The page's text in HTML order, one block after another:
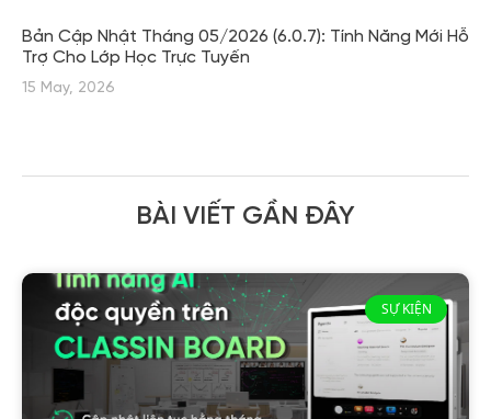
Bản Cập Nhật Tháng 05/2026 (6.0.7): Tính Năng Mới Hỗ
Trợ Cho Lớp Học Trực Tuyến
15 May, 2026
BÀI VIẾT GẦN ĐÂY
SỰ KIỆN